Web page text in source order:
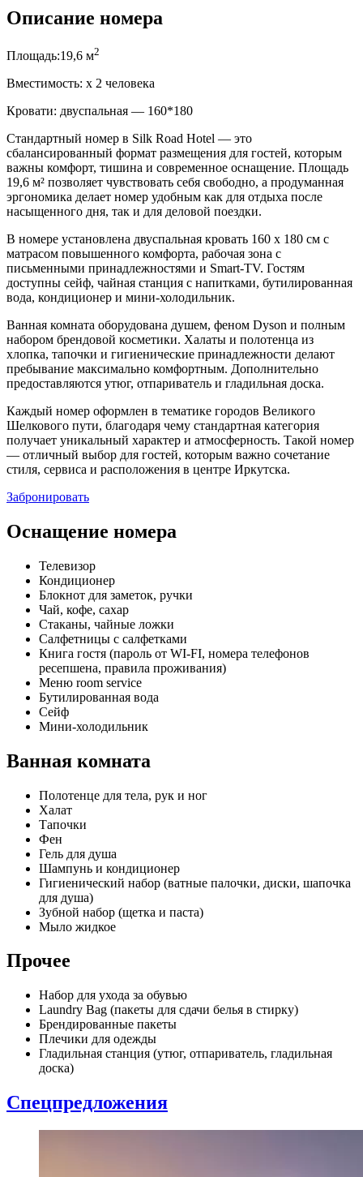
Описание номера
Площадь:19,6 м2
Вместимость: x 2 человека
Кровати: двуспальная — 160*180
Стандартный номер в Silk Road Hotel — это
сбалансированный формат размещения для гостей, которым
важны комфорт, тишина и современное оснащение. Площадь
19,6 м² позволяет чувствовать себя свободно, а продуманная
эргономика делает номер удобным как для отдыха после
насыщенного дня, так и для деловой поездки.
В номере установлена двуспальная кровать 160 x 180 см с
матрасом повышенного комфорта, рабочая зона с
письменными принадлежностями и Smart-TV. Гостям
доступны сейф, чайная станция с напитками, бутилированная
вода, кондиционер и мини-холодильник.
Ванная комната оборудована душем, феном Dyson и полным
набором брендовой косметики. Халаты и полотенца из
хлопка, тапочки и гигиенические принадлежности делают
пребывание максимально комфортным. Дополнительно
предоставляются утюг, отпариватель и гладильная доска.
Каждый номер оформлен в тематике городов Великого
Шелкового пути, благодаря чему стандартная категория
получает уникальный характер и атмосферность. Такой номер
— отличный выбор для гостей, которым важно сочетание
стиля, сервиса и расположения в центре Иркутска.
Забронировать
Оснащение номера
Телевизор
Кондиционер
Блокнот для заметок, ручки
Чай, кофе, сахар
Стаканы, чайные ложки
Салфетницы с салфетками
Книга гостя (пароль от WI-FI, номера телефонов
ресепшена, правила проживания)
Меню room service
Бутилированная вода
Сейф
Мини-холодильник
Ванная комната
Полотенце для тела, рук и ног
Халат
Тапочки
Фен
Гель для душа
Шампунь и кондиционер
Гигиенический набор (ватные палочки, диски, шапочка
для душа)
Зубной набор (щетка и паста)
Мыло жидкое
Прочее
Набор для ухода за обувью
Laundry Bag (пакеты для сдачи белья в стирку)
Брендированные пакеты
Плечики для одежды
Гладильная станция (утюг, отпариватель, гладильная
доска)
Спецпредложения